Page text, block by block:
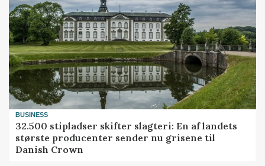
BUSINESS
32.500 stipladser skifter slagteri: En af landets
største producenter sender nu grisene til
Danish Crown